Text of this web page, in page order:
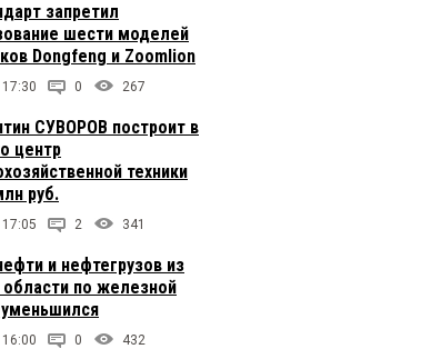
запретил
шести моделей
Dongfeng и Zoomlion
17:30 0 267
СУВОРОВ построит в
центр
техники
руб.
17:05 2 341
и нефтегрузов из
по железной
16:00 0 432